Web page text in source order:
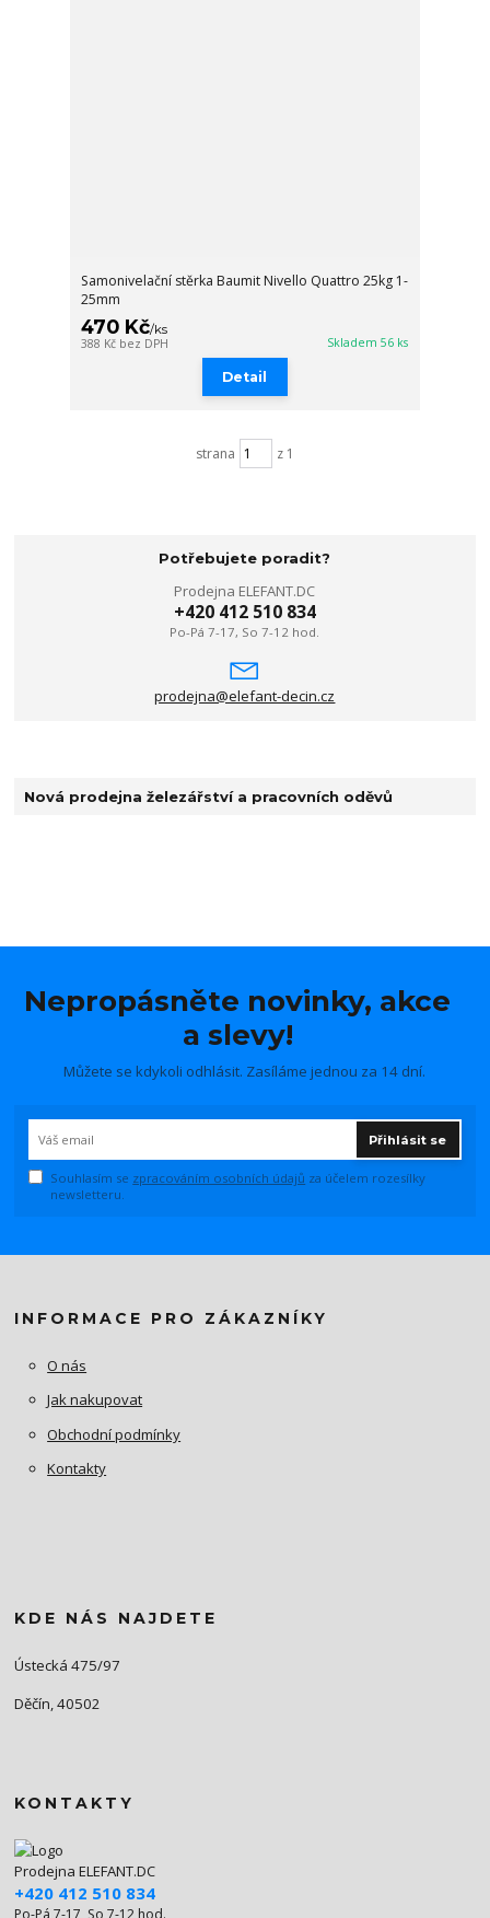
Samonivelační stěrka Baumit Nivello Quattro 25kg 1-
25mm
470 Kč/ks
388 Kč bez DPH Skladem 56 ks
Detail
strana z 1
Potřebujete poradit?
Prodejna ELEFANT.DC
+420 412 510 834
Po-Pá 7-17, So 7-12 hod.
prodejna@elefant-decin.cz
Nová prodejna železářství a pracovních oděvů
Nepropásněte novinky, akce
a slevy!
Můžete se kdykoli odhlásit. Zasíláme jednou za 14 dní.
Přihlásit se
Souhlasím se zpracováním osobních údajů za účelem rozesílky
newsletteru.
INFORMACE PRO ZÁKAZNÍKY
O nás
Jak nakupovat
Obchodní podmínky
Kontakty
KDE NÁS NAJDETE
Ústecká 475/97
Děčín, 40502
KONTAKTY
Prodejna ELEFANT.DC
+420 412 510 834